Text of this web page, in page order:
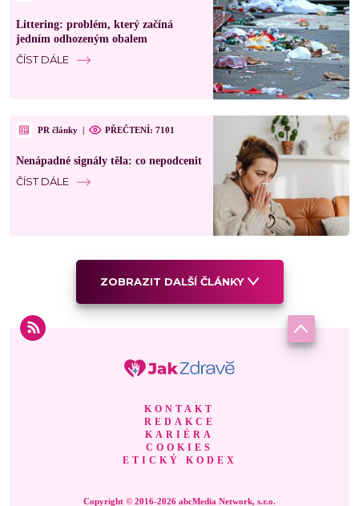
Littering: problém, který začíná
jedním odhozeným obalem
ČÍST DÁLE
PR články | PŘEČTENÍ: 7101
Nenápadné signály těla: co nepodcenit
ČÍST DÁLE
ZOBRAZIT DALŠÍ ČLÁNKY
KONTAKT
REDAKCE
KARIÉRA
COOKIES
ETICKÝ KODEX
Copyright © 2016-2026 abcMedia Network, s.r.o.